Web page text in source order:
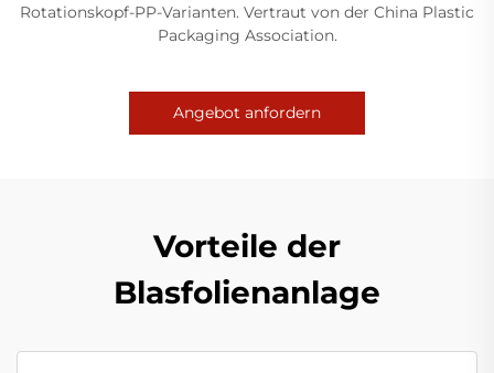
Rotationskopf-PP-Varianten. Vertraut von der China Plastic
Packaging Association.
Angebot anfordern
Vorteile der
Blasfolienanlage